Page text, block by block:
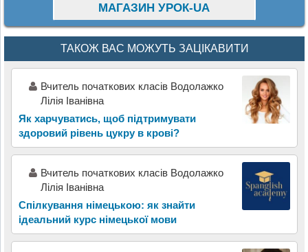
МАГАЗИН УРОК-UA
ТАКОЖ ВАС МОЖУТЬ ЗАЦІКАВИТИ
Вчитель початкових класів Водолажко
Лілія Іванівна
Як харчуватись, щоб підтримувати
здоровий рівень цукру в крові?
Вчитель початкових класів Водолажко
Лілія Іванівна
Спілкування німецькою: як знайти
ідеальний курс німецької мови